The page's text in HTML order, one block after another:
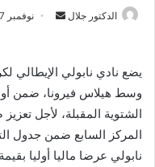
الدكتور جلال
أرسل نوفمبر 27, 2019
يضع نادي نابولي الإيطالي
وسط هيلاس فيرونا، ضمن
الشتوية المقبلة، لأجل
المركز السابع ضمن جدول